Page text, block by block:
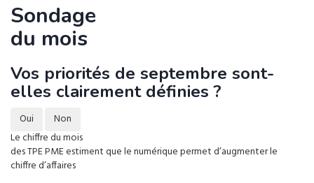
Sondage
du mois
Vos priorités de septembre sont-
elles clairement définies ?
Oui
Non
Le chiffre du mois
des TPE PME estiment que le numérique permet d’augmenter le
chiffre d’affaires